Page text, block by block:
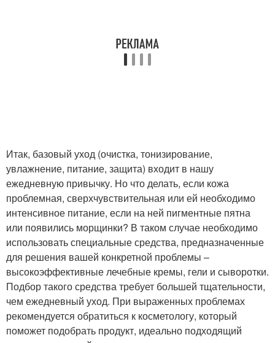
Итак, базовый уход (очистка, тонизирование,
увлажнение, питание, защита) входит в нашу
ежедневную привычку. Но что делать, если кожа
проблемная, сверхчувствительная или ей необходимо
интенсивное питание, если на ней пигментные пятна
или появились морщинки? В таком случае необходимо
использовать специальные средства, предназначенные
для решения вашей конкретной проблемы –
высокоэффективные лечебные кремы, гели и сыворотки.
Подбор такого средства требует большей тщательности,
чем ежедневный уход. При выраженных проблемах
рекомендуется обратиться к косметологу, который
поможет подобрать продукт, идеально подходящий